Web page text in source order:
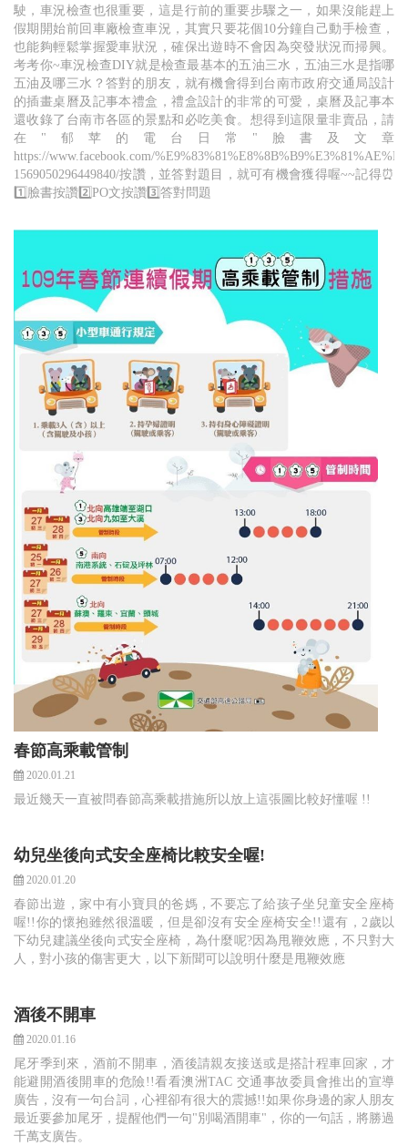
駛，車況檢查也很重要，這是行前的重要步驟之一，如果沒能趕上
假期開始前回車廠檢查車況，其實只要花個10分鐘自己動手檢查，
也能夠輕鬆掌握愛車狀況，確保出遊時不會因為突發狀況而掃興。
考考你~車況檢查DIY就是檢查最基本的五油三水，五油三水是指哪
五油及哪三水？答對的朋友，就有機會得到台南市政府交通局設計
的插畫桌曆及記事本禮盒，禮盒設計的非常的可愛，桌曆及記事本
還收錄了台南市各區的景點和必吃美食。想得到這限量非賣品，請
在"郁苹的電台日常"臉書及文章
https://www.facebook.com/
1569050296449840/按讚，並答對題目，就可有機會獲得喔~~記得⏰
1️⃣臉書按讚2️⃣PO文按讚3️⃣答對問題
春節高乘載管制
2020.01.21
最近幾天一直被問春節高乘載措施所以放上這張圖比較好懂喔 !!
幼兒坐後向式安全座椅比較安全喔!
2020.01.20
春節出遊，家中有小寶貝的爸媽，不要忘了給孩子坐兒童安全座椅
喔!!你的懷抱雖然很溫暖，但是卻沒有安全座椅安全!!還有，2歲以
下幼兒建議坐後向式安全座椅，為什麼呢?因為甩鞭效應，不只對大
人，對小孩的傷害更大，以下新聞可以說明什麼是甩鞭效應
酒後不開車
2020.01.16
尾牙季到來，酒前不開車，酒後請親友接送或是搭計程車回家，才
能避開酒後開車的危險!!看看澳洲TAC 交通事故委員會推出的宣導
廣告，沒有一句台詞，心裡卻有很大的震撼!!如果你身邊的家人朋友
最近要參加尾牙，提醒他們一句"別喝酒開車"，你的一句話，將勝過
千萬支廣告。